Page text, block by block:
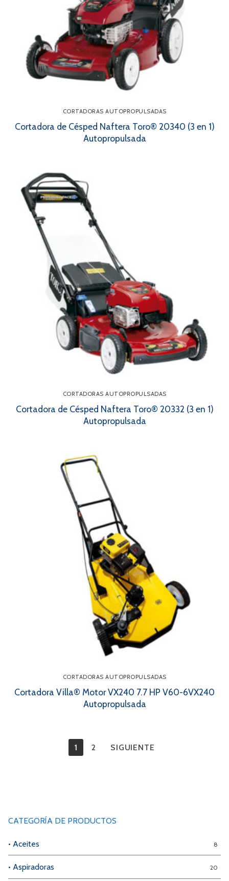
CORTADORAS AUTOPROPULSADAS
Cortadora de Césped Naftera Toro® 20340 (3 en 1)
Autopropulsada
CORTADORAS AUTOPROPULSADAS
Cortadora de Césped Naftera Toro® 20332 (3 en 1)
Autopropulsada
CORTADORAS AUTOPROPULSADAS
Cortadora Villa® Motor VX240 7.7 HP V60-6VX240
Autopropulsada
1 2 SIGUIENTE
CATEGORÍA DE PRODUCTOS
• Aceites 8
• Aspiradoras 20